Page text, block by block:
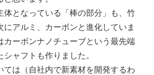
体となっている「棒の部分」も、竹
にアルミ、カーボンと進化していま
カーボンナノチューブという最先端
ャフトも作りました。
ては（自社内で新素材を開発するわ